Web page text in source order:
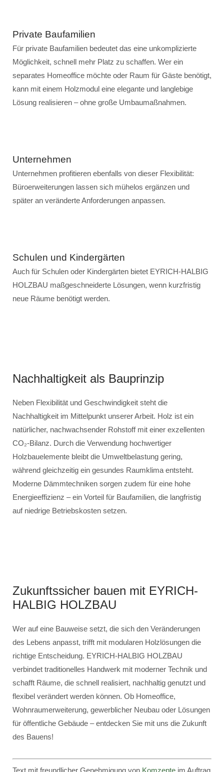
Private Baufamilien
Für private Baufamilien bedeutet das eine unkomplizierte
Möglichkeit, schnell mehr Platz zu schaffen. Wer ein
separates Homeoffice möchte oder Raum für Gäste benötigt,
kann mit einem Holzmodul eine elegante und langlebige
Lösung realisieren – ohne große Umbaumaßnahmen.
Unternehmen
Unternehmen profitieren ebenfalls von dieser Flexibilität:
Büroerweiterungen lassen sich mühelos ergänzen und
später an veränderte Anforderungen anpassen.
Schulen und Kindergärten
Auch für Schulen oder Kindergärten bietet EYRICH-HALBIG
HOLZBAU maßgeschneiderte Lösungen, wenn kurzfristig
neue Räume benötigt werden.
Nachhaltigkeit als Bauprinzip
Neben Flexibilität und Geschwindigkeit steht die
Nachhaltigkeit im Mittelpunkt unserer Arbeit. Holz ist ein
natürlicher, nachwachsender Rohstoff mit einer exzellenten
CO₂-Bilanz. Durch die Verwendung hochwertiger
Holzbauelemente bleibt die Umweltbelastung gering,
während gleichzeitig ein gesundes Raumklima entsteht.
Moderne Dämmtechniken sorgen zudem für eine hohe
Energieeffizienz – ein Vorteil für Baufamilien, die langfristig
auf niedrige Betriebskosten setzen.
Zukunftssicher bauen mit EYRICH-
HALBIG HOLZBAU
Wer auf eine Bauweise setzt, die sich den Veränderungen
des Lebens anpasst, trifft mit modularen Holzlösungen die
richtige Entscheidung. EYRICH-HALBIG HOLZBAU
verbindet traditionelles Handwerk mit moderner Technik und
schafft Räume, die schnell realisiert, nachhaltig genutzt und
flexibel verändert werden können. Ob Homeoffice,
Wohnraumerweiterung, gewerblicher Neubau oder Lösungen
für öffentliche Gebäude – entdecken Sie mit uns die Zukunft
des Bauens!
Text mit freundlicher Genehmigung von Komzepte im Auftrag